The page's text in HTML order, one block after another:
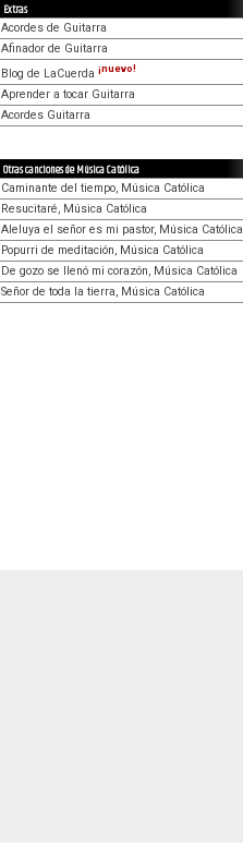
Extras
Acordes de Guitarra
Afinador de Guitarra
Blog de LaCuerda ¡nuevo!
Aprender a tocar Guitarra
Acordes Guitarra
Otras canciones de Música Católica
Caminante del tiempo, Música Católica
Resucitaré, Música Católica
Aleluya el señor es mi pastor, Música Católica
Popurri de meditación, Música Católica
De gozo se llenó mi corazón, Música Católica
Señor de toda la tierra, Música Católica